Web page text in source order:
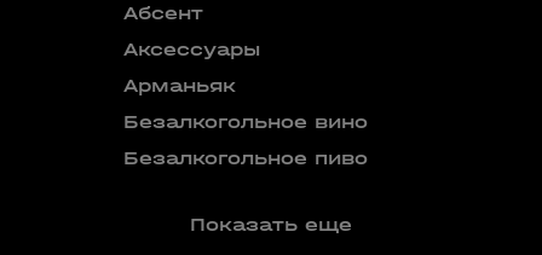
Абсент
Аксессуары
Арманьяк
Безалкогольное вино
Безалкогольное пиво
Показать еще